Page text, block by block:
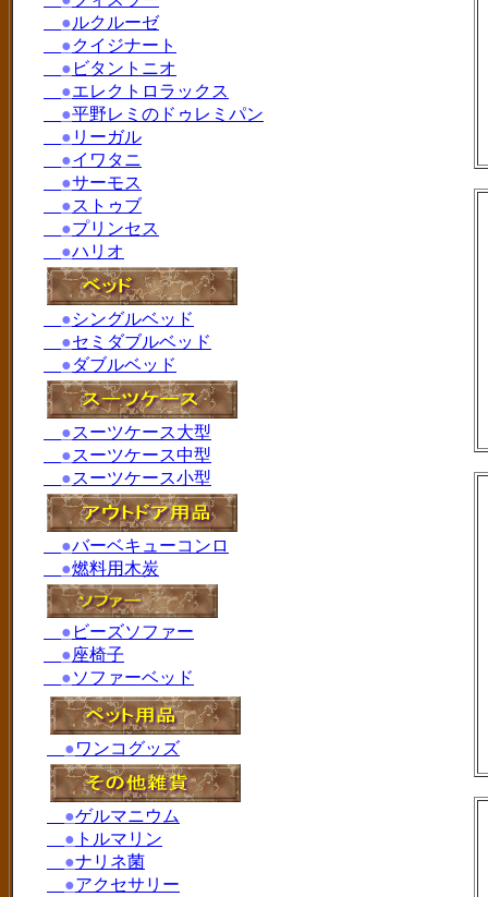
●ルクルーゼ
●クイジナート
● ビタントニオ
●エレクトロラックス
●平野レミのドゥレミパン
● リーガル
●イワタニ
●サーモス
●ストゥブ
●プリンセス
●ハリオ
●シングルベッド
●セミダブルベッド
●ダブルベッド
●スーツケース大型
●スーツケース中型
●スーツケース小型
●バーベキューコンロ
●燃料用木炭
● ビーズソファー
●座椅子
●ソファーベッド
●ワンコグッズ
●ゲルマニウム
● トルマリン
●ナリネ菌
●アクセサリー